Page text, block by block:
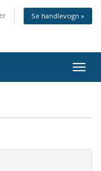
Se handlevogn »
Bytt